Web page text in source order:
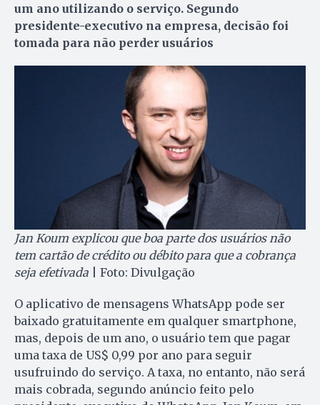
um ano utilizando o serviço. Segundo
presidente-executivo na empresa, decisão foi
tomada para não perder usuários
Jan Koum explicou que boa parte dos usuários não
tem cartão de crédito ou débito para que a cobrança
seja efetivada | Foto: Divulgação
O aplicativo de mensagens WhatsApp pode ser
baixado gratuitamente em qualquer smartphone,
mas, depois de um ano, o usuário tem que pagar
uma taxa de US$ 0,99 por ano para seguir
usufruindo do serviço. A taxa, no entanto, não será
mais cobrada, segundo anúncio feito pelo